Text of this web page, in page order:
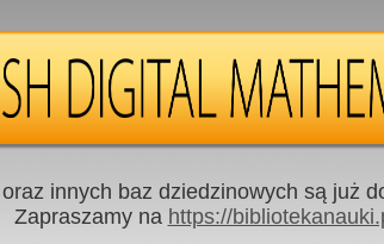
innych baz dziedzinowych są już
Zapraszamy na https://